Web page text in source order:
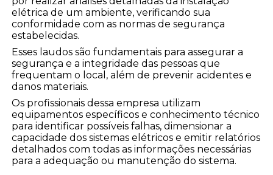
elétrica de um ambiente, verificando sua
conformidade com as normas de segurança
estabelecidas.
Esses laudos são fundamentais para assegurar a
segurança e a integridade das pessoas que
frequentam o local, além de prevenir acidentes e
danos materiais.
Os profissionais dessa empresa utilizam
equipamentos específicos e conhecimento técnico
para identificar possíveis falhas, dimensionar a
capacidade dos sistemas elétricos e emitir relatórios
detalhados com todas as informações necessárias
para a adequação ou manutenção do sistema.